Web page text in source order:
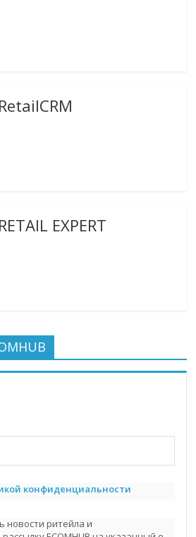
RetailCRM
RETAIL EXPERT
конфиденциальности
новости ритейла и